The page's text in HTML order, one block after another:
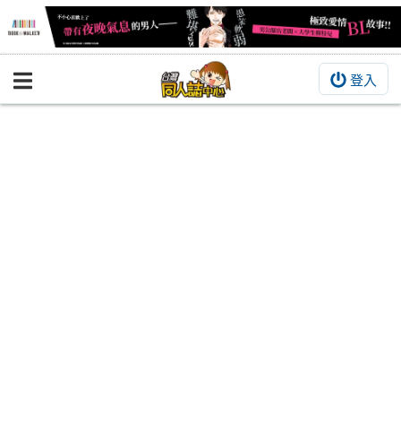
登入
BOOKY書集倉庫